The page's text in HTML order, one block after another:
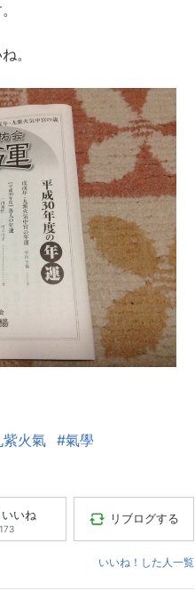
。
火氣 #氣學
いいね
173
リブログする
いいね！した人一覧